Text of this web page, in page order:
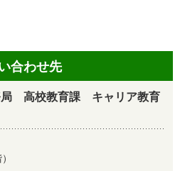
合わせ先
高校教育課 キャリア教育